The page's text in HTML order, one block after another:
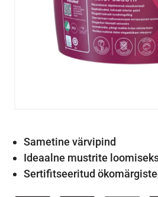
Sametine värvipind
Ideaalne mustrite
Sertifitseeritud